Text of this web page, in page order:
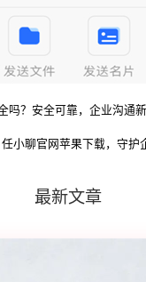
吗？安全可靠，企业沟通新
小聊官网苹果下载，守护
最新文章